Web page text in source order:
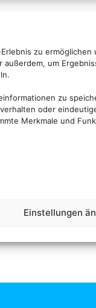
zu ermöglichen
um
zu
oder
Merkmale und
Einstellungen